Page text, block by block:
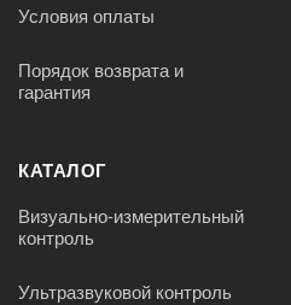
Условия оплаты
Порядок возврата и
гарантия
КАТАЛОГ
Визуально-измерительный
контроль
Ультразвуковой контроль